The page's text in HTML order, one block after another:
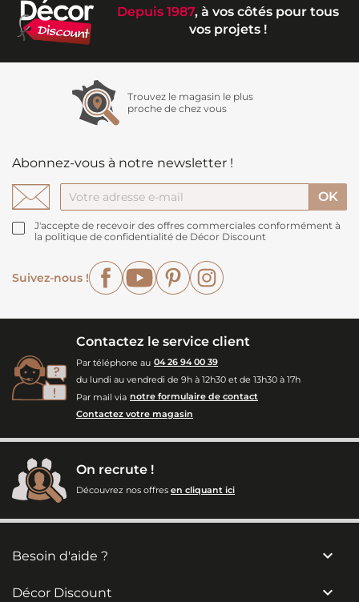
Depuis 1987, à vos côtés pour tous
vos projets !
Trouvez le magasin le plus
proche de chez vous
Abonnez-vous à notre newsletter !
J'accepte de recevoir des offres commerciales conformément à
la politique de confidentialité de Décor Discount
Suivez-nous !
FacebookYouTubePinterest
Contactez le service client
Par téléphone au 04 26 94 00 39
du lundi au vendredi de 9h à 12h30 et de 13h30 à 17h
Par mail via notre formulaire de contact
Contactez votre magasin
On recrute !
Découvrez nos offres en cliquant ici
Besoin d'aide ? 
Décor Discount 